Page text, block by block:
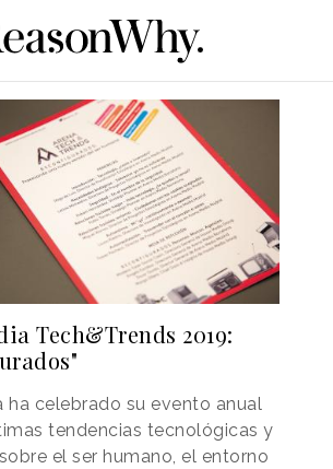
Tech&Trends 2019:
ha celebrado su evento anual
tendencias tecnológicas y
el ser humano, el entorno